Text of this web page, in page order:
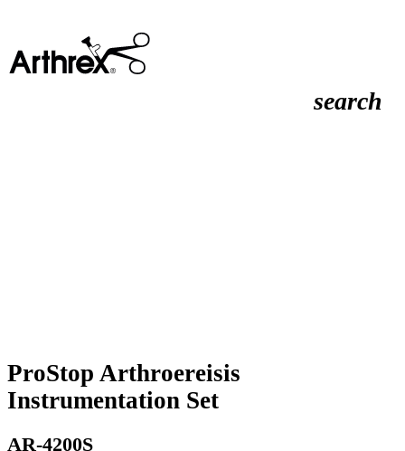
search
ProStop Arthroereisis
Instrumentation Set
AR-4200S